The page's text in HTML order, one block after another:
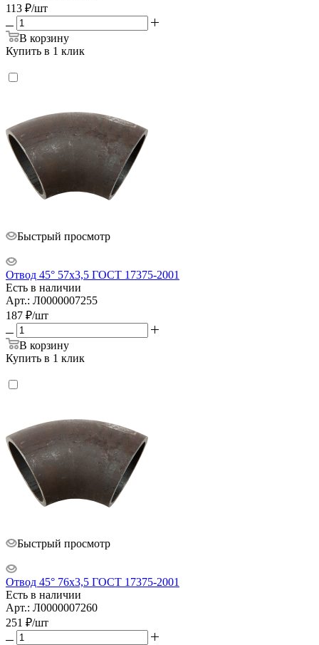
113 ₽/шт
В корзину
Купить в 1 клик
Быстрый просмотр
Отвод 45° 57х3,5 ГОСТ 17375-2001
Есть в наличии
Арт.: Л0000007255
187 ₽/шт
В корзину
Купить в 1 клик
Быстрый просмотр
Отвод 45° 76х3,5 ГОСТ 17375-2001
Есть в наличии
Арт.: Л0000007260
251 ₽/шт